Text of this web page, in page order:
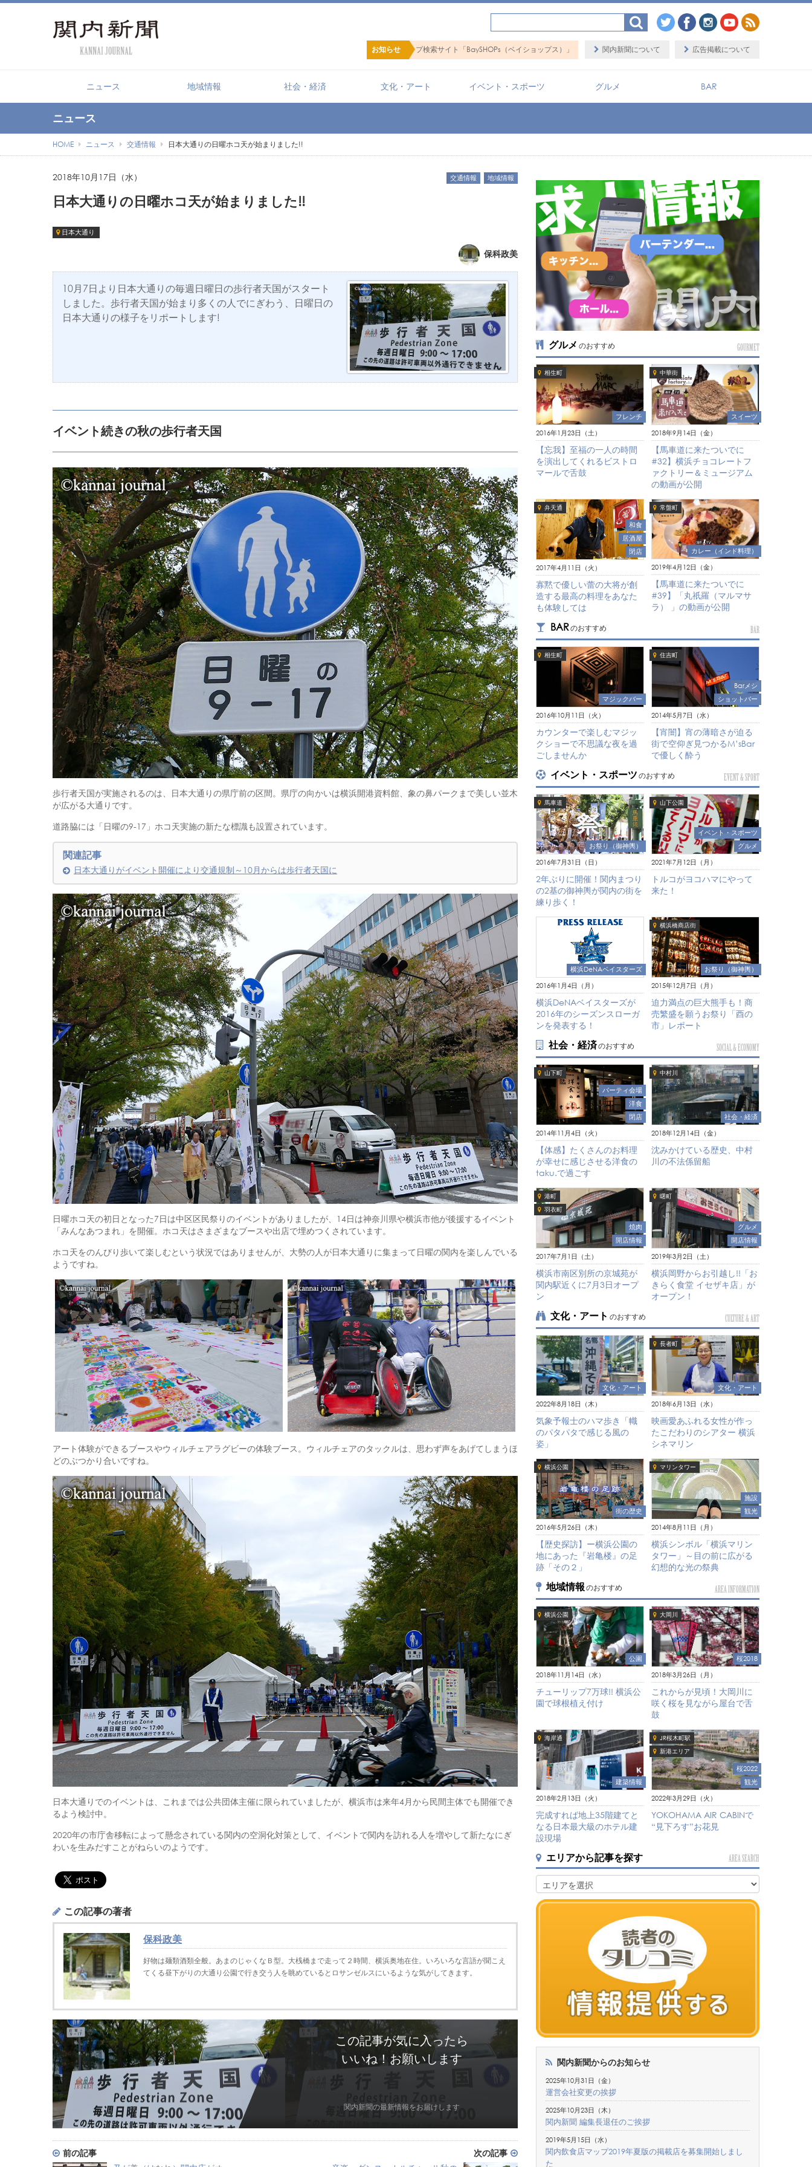
関内新聞について 広告掲載について
お知らせ
【PR】横浜の暮らしを便利にするショップ検索サイト「BaySHOPs（ベイショップス）」
ニュース 地域情報 社会・経済 文化・アート イベント・スポーツ グルメ BAR
ニュース
HOME ニュース 交通情報 日本大通りの日曜ホコ天が始まりました!!
2018年10月17日（水）
日本大通りの日曜ホコ天が始まりました!!
交通情報 地域情報
日本大通り
保科政美
10月7日より日本大通りの毎週日曜日の歩行者天国がスタート
しました。歩行者天国が始まり多くの人でにぎわう、日曜日の
日本大通りの様子をリポートします!
イベント続きの秋の歩行者天国
歩行者天国が実施されるのは、日本大通りの県庁前の区間。県庁の向かいは横浜開港資料館、象の鼻パークまで美しい並木
が広がる大通りです。
道路脇には「日曜の9-17」ホコ天実施の新たな標識も設置されています。
関連記事
日本大通りがイベント開催により交通規制～10月からは歩行者天国に
日曜ホコ天の初日となった7日は中区区民祭りのイベントがありましたが、14日は神奈川県や横浜市他が後援するイベント
「みんなあつまれ」を開催。ホコ天はさまざまなブースや出店で埋めつくされています。
ホコ天をのんびり歩いて楽しむという状況ではありませんが、大勢の人が日本大通りに集まって日曜の関内を楽しんでいる
ようですね。
アート体験ができるブースやウィルチェアラグビーの体験ブース。ウィルチェアのタックルは、思わず声をあげてしまうほ
どのぶつかり合いですね。
日本大通りでのイベントは、これまでは公共団体主催に限られていましたが、横浜市は来年4月から民間主体でも開催でき
るよう検討中。
2020年の市庁舎移転によって懸念されている関内の空洞化対策として、イベントで関内を訪れる人を増やして新たなにぎ
わいを生みだすことがねらいのようです。
この記事の著者
保科政美
好物は麺類酒類全般。あまのじゃくなＢ型。大桟橋まで走って２時間、横浜奥地在住。いろいろな言語が聞こえ
てくる昼下がりの大通り公園で行き交う人を眺めているとロサンゼルスにいるような気がしてきます。
この記事が気に入ったら
いいね！お願いします
関内新聞の最新情報をお届けします
前の記事
次の記事
グルメ のおすすめ GOURMET
相生町
フレンチ
2016年1月23日（土）
【忘我】至福の一人の時間
を演出してくれるビストロ
マールで舌鼓
中華街
スイーツ
2018年9月14日（金）
【馬車道に来たついでに
#32】横浜チョコレートフ
ァクトリー＆ミュージアム
の動画が公開
弁天通
和食
居酒屋
閉店
2017年4月11日（火）
寡黙で優しい蕾の大将が創
造する最高の料理をあなた
も体験しては
常盤町
カレー（インド料理）
2019年4月12日（金）
【馬車道に来たついでに
#39】「丸祇羅（マルマサ
ラ） 」の動画が公開
BARのおすすめ BAR
相生町
マジックバー
2016年10月11日（火）
カウンターで楽しむマジッ
クショーで不思議な夜を過
ごしませんか
住吉町
Barメシ
ショットバー
2014年5月7日（水）
【宵闇】宵の薄暗さが迫る
街で空仰ぎ見つかるM’sBar
で優しく酔う
イベント・スポーツ のおすすめ EVENT & SPORT
馬車道
お祭り（御神輿）
2016年7月31日（日）
2年ぶりに開催！関内まつり
の2基の御神輿が関内の街を
練り歩く！
山下公園
イベント・スポーツ
グルメ
2021年7月12日（月）
トルコがヨコハマにやって
来た！
横浜DeNAベイスターズ
2016年1月4日（月）
横浜DeNAベイスターズが
2016年のシーズンスローガ
ンを発表する！
横浜橋商店街
お祭り（御神輿）
2015年12月7日（月）
迫力満点の巨大熊手も！商
売繁盛を願うお祭り「酉の
市」レポート
社会・経済のおすすめ SOCIAL & ECONOMY
山下町
パーティ会場
洋食
閉店
2014年11月4日（火）
【体感】たくさんのお料理
が幸せに感じさせる洋食の
taku.で過ごす
中村川
社会・経済
2018年12月14日（金）
沈みかけている歴史、中村
川の不法係留船
港町
羽衣町
焼肉
開店情報
2017年7月1日（土）
横浜市南区別所の京城苑が
関内駅近くに7月3日オープ
ン
曙町
グルメ
開店情報
2019年3月2日（土）
横浜岡野からお引越し!!「お
きらく食堂 イセザキ店」が
オープン！
文化・アート のおすすめ CULTURE & ART
文化・アート
2022年8月18日（木）
気象予報士のハマ歩き「幟
のパタパタで感じる風の
姿」
長者町
文化・アート
2018年6月13日（水）
映画愛あふれる女性が作っ
たこだわりのシアター 横浜
シネマリン
横浜公園
街の歴史
2016年5月26日（木）
【歴史探訪】ー横浜公園の
地にあった『岩亀楼』の足
跡「その２」
マリンタワー
施設
観光
2014年8月11日（月）
横浜シンボル「横浜マリン
タワー」～目の前に広がる
幻想的な光の祭典
地域情報 のおすすめ AREA INFORMATION
横浜公園
公園
2018年11月14日（水）
チューリップ7万球!! 横浜公
園で球根植え付け
大岡川
桜2018
2018年3月26日（月）
これからが見頃！大岡川に
咲く桜を見ながら屋台で舌
鼓
海岸通
建築情報
2018年2月13日（火）
完成すれば地上35階建てと
なる日本最大級のホテル建
設現場
JR桜木町駅
新港エリア
桜2022
観光
2022年3月29日（火）
YOKOHAMA AIR CABINで
“見下ろす”お花見
エリアから記事を探す AREA SEARCH
関内新聞からのお知らせ
2025年10月31日（金）
運営会社変更の挨拶
2025年10月23日（木）
関内新聞 編集長退任のご挨拶
2019年5月15日（水）
関内飲食店マップ2019年夏版の掲載店を募集開始しまし
た